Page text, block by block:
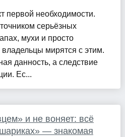
первой необходимости.
серьёзных
мухи и просто
мирятся с этим.
данность, а следствие
Ес...
и не воняет: всё
— знакомая